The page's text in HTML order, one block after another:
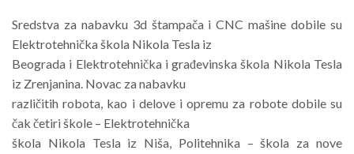
Sredstva za nabavku 3d štampača i CNC mašine dobile su
Elektrotehnička škola Nikola Tesla iz
Beograda i Elektrotehnička i građevinska škola Nikola Tesla
iz Zrenjanina. Novac za nabavku
različitih robota, kao i delove i opremu za robote dobile su
čak četiri škole – Elektrotehnička
škola Nikola Tesla iz Niša, Politehnika – škola za nove